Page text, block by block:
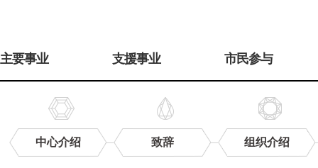
메
主要事业 支援事业 市民参与
中心介绍 致辞 组织介绍